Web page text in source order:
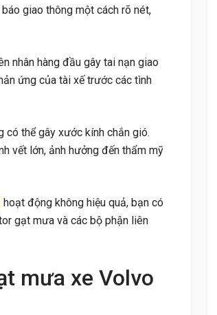
giao thông một cách rõ nét,
nhân hàng đầu gây tai nạn giao
ứng của tài xế trước các tình
thể gây xước kính chắn gió.
vết lớn, ảnh hưởng đến thẩm mỹ
hoạt động không hiệu quả, bạn có
gạt mưa và các bộ phận liên
mưa xe Volvo